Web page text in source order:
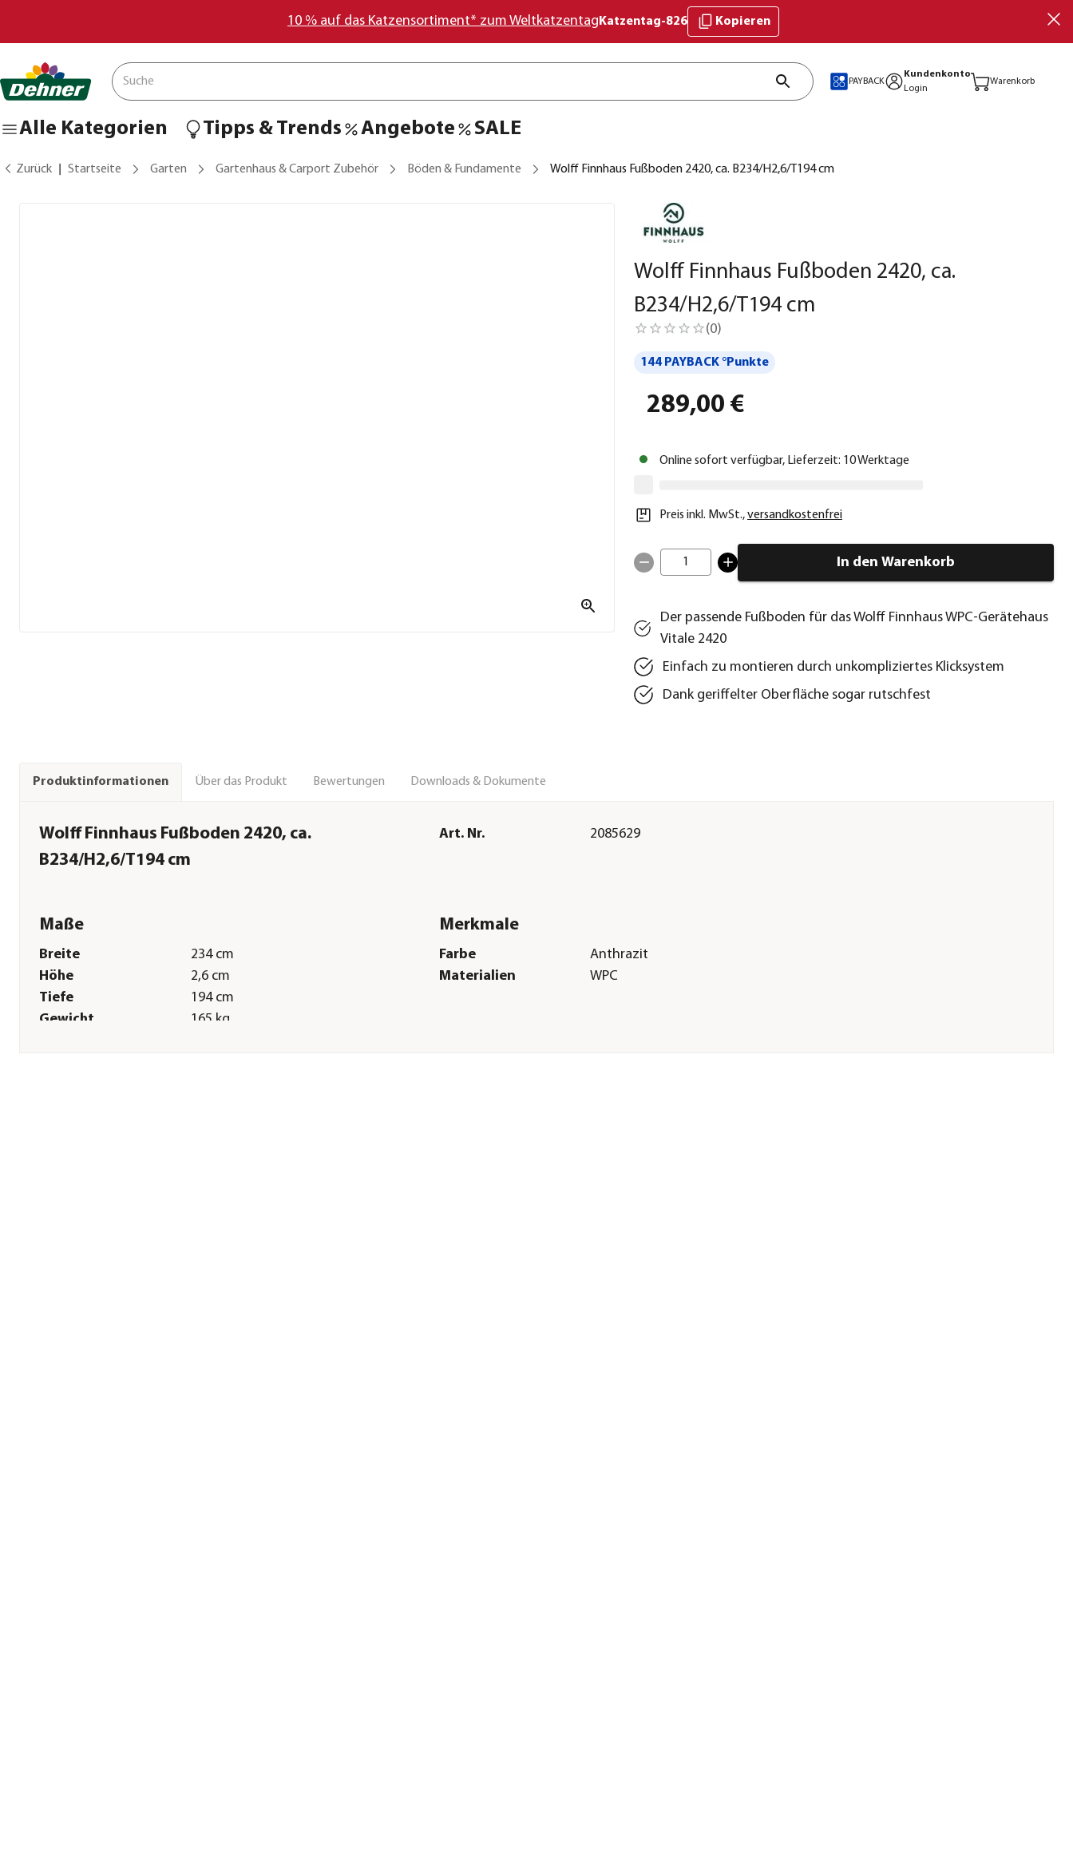
10 % auf das Katzensortiment* zum Weltkatzentag Katzentag-826 Kopieren
PAYBACK
Kundenkonto
Login
Warenkorb
Alle Kategorien Tipps & Trends Angebote SALE
Zurück Startseite Garten Gartenhaus & Carport Zubehör Böden & Fundamente Wolff Finnhaus Fußboden 2420, ca. B234/H2,6/T194 cm
Wolff Finnhaus Fußboden 2420, ca.
B234/H2,6/T194 cm
(0)
144 PAYBACK °Punkte
289,00 €
Online sofort verfügbar, Lieferzeit: 10 Werktage
Preis inkl. MwSt.,versandkostenfrei
1 In den Warenkorb
Der passende Fußboden für das Wolff Finnhaus WPC-Gerätehaus
Vitale 2420
Einfach zu montieren durch unkompliziertes Klicksystem
Dank geriffelter Oberfläche sogar rutschfest
Produktinformationen Über das Produkt Bewertungen Downloads & Dokumente
Wolff Finnhaus Fußboden 2420, ca.
B234/H2,6/T194 cm
Art. Nr. 2085629
Maße
Breite
234 cm
Höhe
2,6 cm
Tiefe
194 cm
Gewicht
165 kg
Merkmale
Farbe
Anthrazit
Materialien
WPC